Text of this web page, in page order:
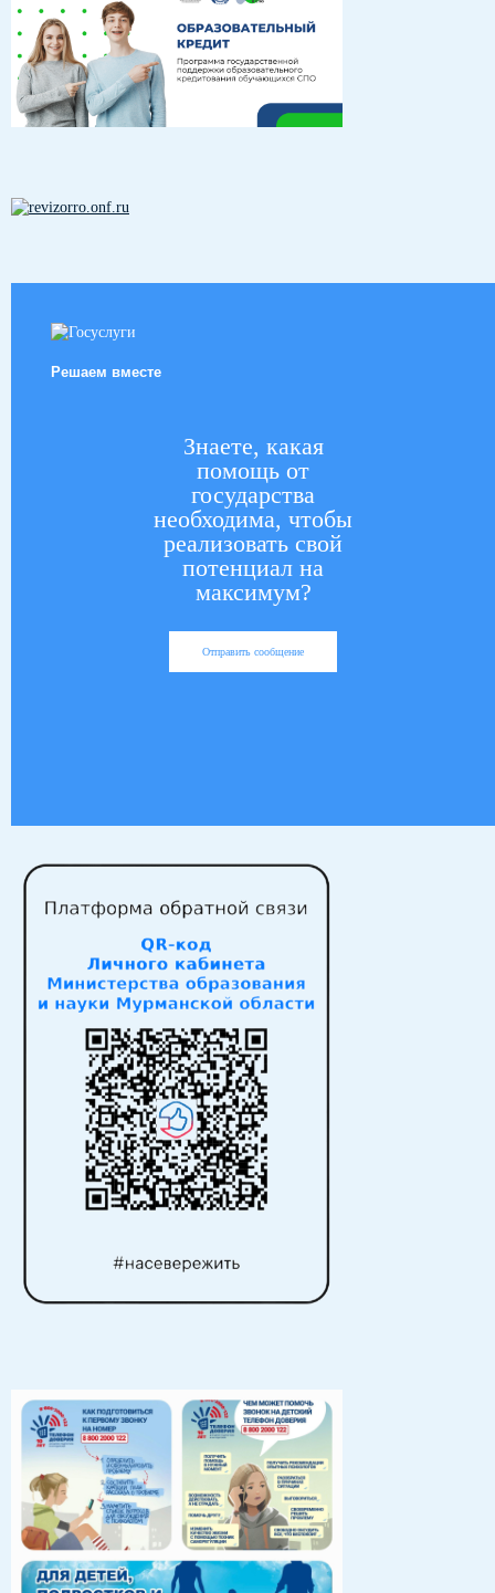
Решаем вместе
Знаете, какая
помощь от
государства
необходима, чтобы
реализовать свой
потенциал на
максимум?
Отправить сообщение